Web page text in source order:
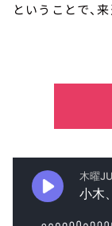
ということで、